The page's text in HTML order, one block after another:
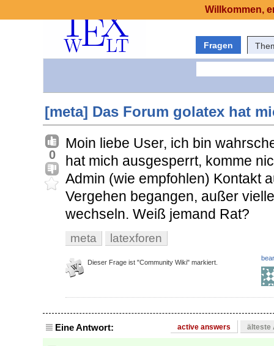
Fragen
[meta] Das Forum golatex hat
0
Moin liebe User, ich bin
hat mich ausgesperrt, komme
Admin (wie empfohlen) Kontakt
Vergehen begangen, außer
wechseln. Weiß jemand Rat?
meta latexforen
Dieser Frage ist "Community Wiki" markiert.
Eine Antwort: active answers älteste
Willkommen,